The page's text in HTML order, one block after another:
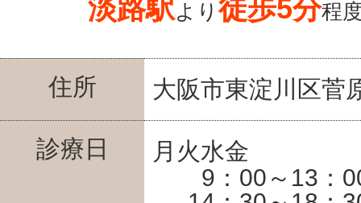
淡路駅より徒歩5分程
住所 大阪市東淀川区菅
診療日
月火水金
9：00～13：